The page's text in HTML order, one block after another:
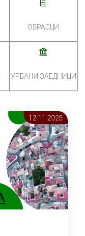
ОБРАСЦИ
УРБАНИ ЗАЕДНИЦИ
12.11 2025